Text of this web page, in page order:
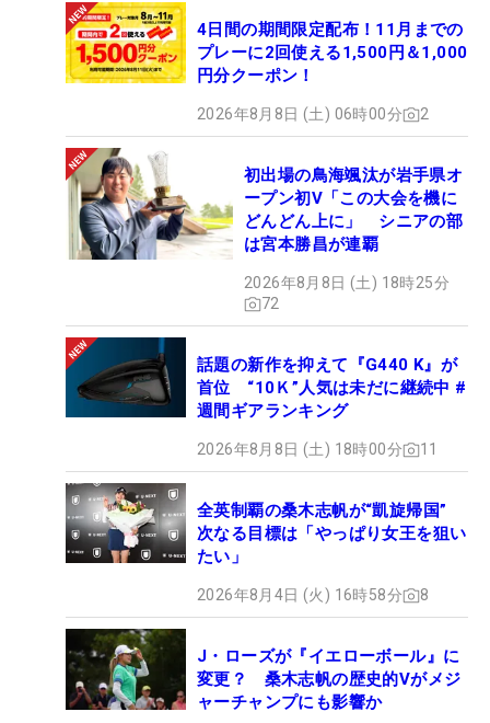
4日間の期間限定配布！11月までの
プレーに2回使える1,500円＆1,000
円分クーポン！
2026年8月8日 (土) 06時00分 2
初出場の鳥海颯汰が岩手県オ
ープン初V「この大会を機に
どんどん上に」 シニアの部
は宮本勝昌が連覇
2026年8月8日 (土) 18時25分
72
話題の新作を抑えて『G440 K』が
首位 “10Ｋ”人気は未だに継続中 #
週間ギアランキング
2026年8月8日 (土) 18時00分 11
全英制覇の桑木志帆が“凱旋帰国”
次なる目標は「やっぱり女王を狙い
たい」
2026年8月4日 (火) 16時58分 8
J・ローズが『イエローボール』に
変更？ 桑木志帆の歴史的Vがメジ
ャーチャンプにも影響か